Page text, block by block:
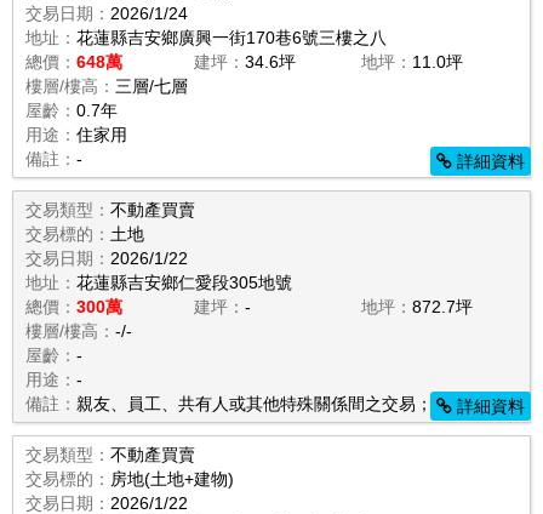
交易日期： 2026/1/24
地址： 花蓮縣吉安鄉廣興一街170巷6號三樓之八
總價： 648萬 建坪： 34.6坪 地坪： 11.0坪
樓層/樓高： 三層/七層
屋齡： 0.7年
用途： 住家用
備註： - 詳細資料
交易類型： 不動產買賣
交易標的： 土地
交易日期： 2026/1/22
地址： 花蓮縣吉安鄉仁愛段305地號
總價： 300萬 建坪： - 地坪：872.7坪
樓層/樓高： -/-
屋齡： -
用途： -
備註： 親友、員工、共有人或其他特殊關係間之交易；農作物；
詳細資料
交易類型： 不動產買賣
交易標的： 房地(土地+建物)
交易日期： 2026/1/22